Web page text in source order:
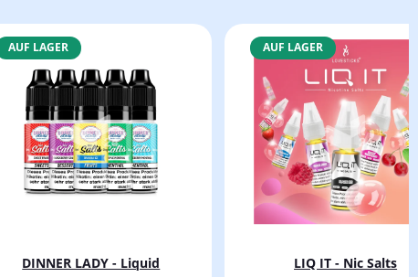
AUF LAGER
DINNER LADY - Liquid
AUF LAGER
LIQ IT - Nic Salts